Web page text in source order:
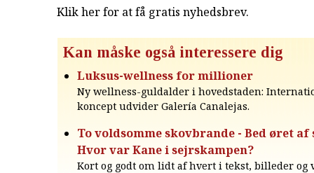
Klik her for at få gratis nyhedsbrev.
Kan måske også interessere dig
Luksus-wellness for millioner
Ny wellness-guldalder i hovedstaden:
koncept udvider Galería Canalejas.
To voldsomme skovbrande - Bed øret af
Hvor var Kane i sejrskampen?
Kort og godt om lidt af hvert i tekst, billeder og